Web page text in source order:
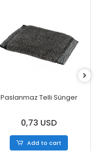
Paslanmaz Telli Sünger
0,73 USD
Add to cart